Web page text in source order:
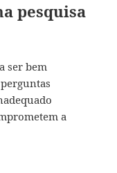
pesquisa
ser bem
a